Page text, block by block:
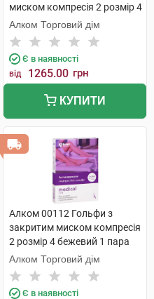
миском компресія 2 розмір 4
бежевий 1 пара
Алком Торговий дім
Є в наявності
від 1265.00 грн
КУПИТИ
Алком 00112 Гольфи з
закритим миском компресія
2 розмір 4 бежевий 1 пара
Алком Торговий дім
Є в наявності